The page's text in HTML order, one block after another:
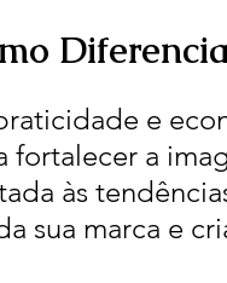
e
fortalecer a
às
sua marca e